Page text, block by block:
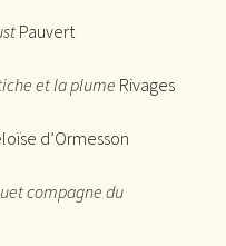
Pauvert
et la plume Rivages
d’Ormesson
compagne du